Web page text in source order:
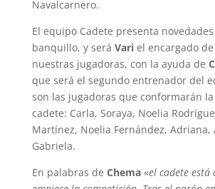
Navalcarnero.
El equipo Cadete presenta
banquillo, y será Variel encargado
nuestras jugadoras, con la ayuda de
que será el segundo entrenador del
son las jugadoras que conformarán
cadete: Carla, Soraya, Noelia
Martínez, Noelia Fernández, Adriana,
Gabriela.
En palabras de Chema«el cadete está